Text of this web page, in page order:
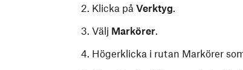
Klicka på Verktyg.
Välj Markörer.
Högerklicka i rutan Markörer